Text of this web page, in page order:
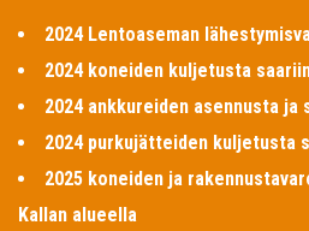
2024 Lentoaseman
2024 koneiden kuljetusta
2024 ankkureiden asennusta ja
2024 purkujätteiden kuljetusta
2025 koneiden ja
Kallan alueella